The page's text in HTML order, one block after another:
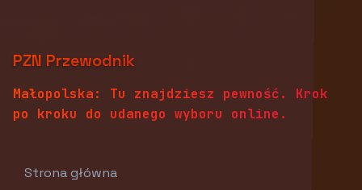
PZN Przewodnik
Małopolska: Tu znajdziesz pewność. Krok
po kroku do udanego wyboru online.
Strona główna